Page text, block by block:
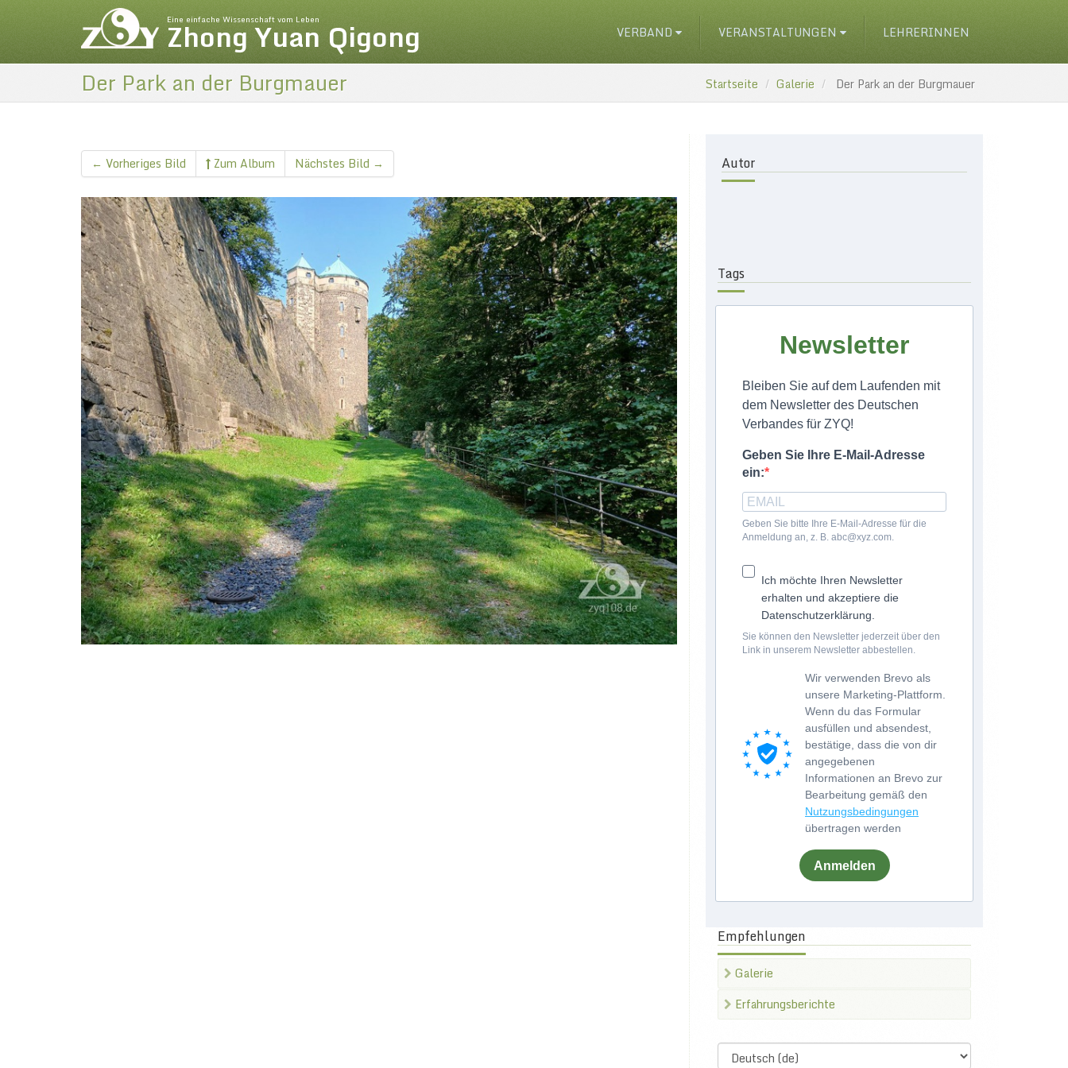
Eine einfache Wissenschaft vom Leben
Zhong Yuan Qigong VERBAND VERANSTALTUNGEN LEHRERINNEN
Der Park an der Burgmauer Startseite Galerie Der Park an der Burgmauer
← Vorheriges Bild Zum Album Nächstes Bild → Autor
Tags
Newsletter
Bleiben Sie auf dem Laufenden mit
dem Newsletter des Deutschen
Verbandes für ZYQ!
Geben Sie Ihre E-Mail-Adresse
ein:
Geben Sie bitte Ihre E-Mail-Adresse für die
Anmeldung an, z. B. abc@xyz.com.
Ich möchte Ihren Newsletter
erhalten und akzeptiere die
Datenschutzerklärung.
Sie können den Newsletter jederzeit über den
Link in unserem Newsletter abbestellen.
Wir verwenden Brevo als
unsere Marketing-Plattform.
Wenn du das Formular
ausfüllen und absendest,
bestätige, dass die von dir
angegebenen
Informationen an Brevo zur
Bearbeitung gemäß den
Nutzungsbedingungen
übertragen werden
Anmelden
Empfehlungen
Galerie
Erfahrungsberichte
Select